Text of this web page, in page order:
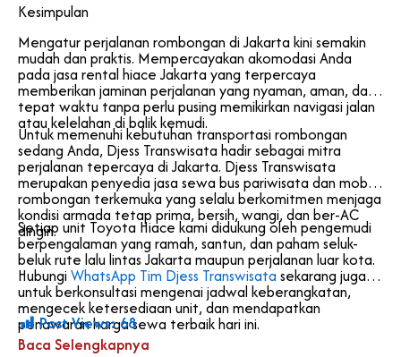
Kesimpulan
Mengatur perjalanan rombongan di Jakarta kini semakin
mudah dan praktis. Mempercayakan akomodasi Anda
pada jasa rental hiace Jakarta yang terpercaya
memberikan jaminan perjalanan yang nyaman, aman, dan
tepat waktu tanpa perlu pusing memikirkan navigasi jalan
atau kelelahan di balik kemudi.
Untuk memenuhi kebutuhan transportasi rombongan
sedang Anda, Djess Transwisata hadir sebagai mitra
perjalanan tepercaya di Jakarta. Djess Transwisata
merupakan penyedia jasa sewa bus pariwisata dan mobil
rombongan terkemuka yang selalu berkomitmen menjaga
kondisi armada tetap prima, bersih, wangi, dan ber-AC
dingin.
Setiap unit Toyota Hiace kami didukung oleh pengemudi
berpengalaman yang ramah, santun, dan paham seluk-
beluk rute lalu lintas Jakarta maupun perjalanan luar kota.
Hubungi WhatsApp Tim Djess Transwisata sekarang juga
untuk berkonsultasi mengenai jadwal keberangkatan,
mengecek ketersediaan unit, dan mendapatkan
penawaran harga sewa terbaik hari ini.
Post Views: 68
Baca Selengkapnya